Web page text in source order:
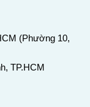
(Phường 10,
TP.HCM